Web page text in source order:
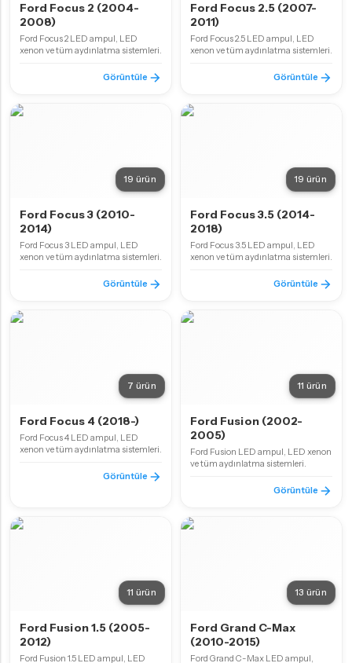
Ford Focus 2 (2004-
2008)
Ford Focus 2 LED ampul, LED
xenon ve tüm aydınlatma sistemleri.
Görüntüle
Ford Focus 2.5 (2007-
2011)
Ford Focus 2.5 LED ampul, LED
xenon ve tüm aydınlatma sistemleri.
Görüntüle
19 ürün
Ford Focus 3 (2010-
2014)
Ford Focus 3 LED ampul, LED
xenon ve tüm aydınlatma sistemleri.
Görüntüle
19 ürün
Ford Focus 3.5 (2014-
2018)
Ford Focus 3.5 LED ampul, LED
xenon ve tüm aydınlatma sistemleri.
Görüntüle
7 ürün
Ford Focus 4 (2018-)
Ford Focus 4 LED ampul, LED
xenon ve tüm aydınlatma sistemleri.
Görüntüle
11 ürün
Ford Fusion (2002-
2005)
Ford Fusion LED ampul, LED xenon
ve tüm aydınlatma sistemleri.
Görüntüle
11 ürün
Ford Fusion 1.5 (2005-
2012)
Ford Fusion 1.5 LED ampul, LED
13 ürün
Ford Grand C-Max
(2010-2015)
Ford Grand C-Max LED ampul,